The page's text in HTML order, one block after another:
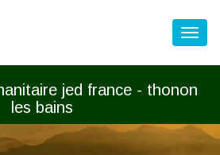
jed france - thonon
les bains